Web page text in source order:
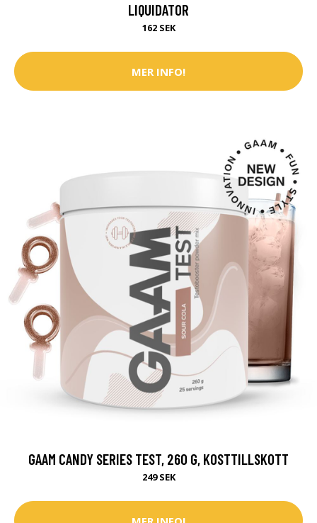
LIQUIDATOR
162 SEK
MER INFO!
GAAM CANDY SERIES TEST, 260 G, KOSTTILLSKOTT
249 SEK